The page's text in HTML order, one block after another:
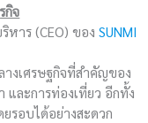
กิจ
หาร (CEO) ของSUNMI
งเศรษฐกิจที่สำคัญของ
ละการท่องเที่ยว อีกทั้ง
รอบได้อย่างสะดวก